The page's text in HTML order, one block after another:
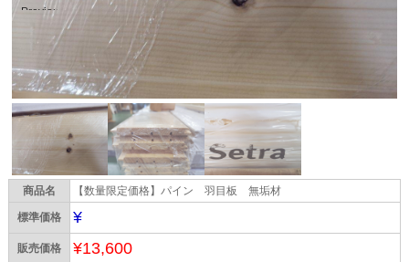
Previous
商品名 【数量限定価格】パイン 羽目板 無垢材
標準価格 ¥
販売価格 ¥13,600